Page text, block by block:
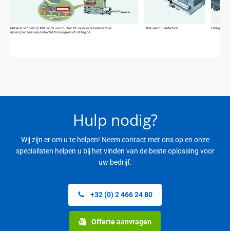
Hulp nodig?
Wij zijn er om u te helpen! Neem contact met ons op en onze
specialisten helpen u bij het vinden van de beste oplossing voor
uw bedrijf.
+32 (0) 2 466 24 80
Offerte aanvragen